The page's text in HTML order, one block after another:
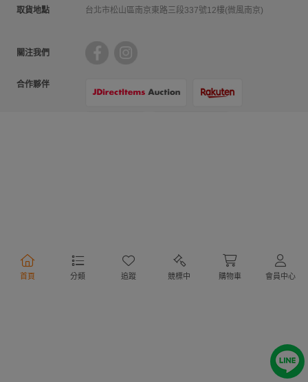
首頁 分類 追蹤 競標中 購物車 會員中心
取貨地點 台北市松山區南京東路三段337號12樓(微風南京)
關注我們
合作夥伴